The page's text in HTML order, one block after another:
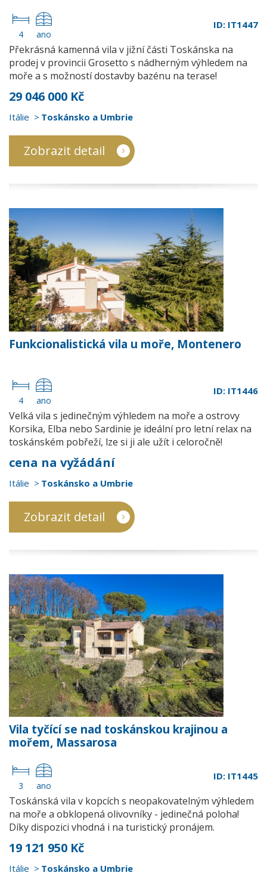
4 ano
ID: IT1447
Překrásná kamenná vila v jižní části Toskánska na
prodej v provincii Grosetto s nádherným výhledem na
moře a s možností dostavby bazénu na terase!
29 046 000 Kč
Itálie Toskánsko a Umbrie
Zobrazit detail
Funkcionalistická vila u moře, Montenero
4 ano
ID: IT1446
Velká vila s jedinečným výhledem na moře a ostrovy
Korsika, Elba nebo Sardinie je ideální pro letní relax na
toskánském pobřeží, lze si ji ale užít i celoročně!
cena na vyžádání
Itálie Toskánsko a Umbrie
Zobrazit detail
Vila tyčící se nad toskánskou krajinou a
mořem, Massarosa
3 ano
ID: IT1445
Toskánská vila v kopcích s neopakovatelným výhledem
na moře a obklopená olivovníky - jedinečná poloha!
Díky dispozici vhodná i na turistický pronájem.
19 121 950 Kč
Itálie Toskánsko a Umbrie